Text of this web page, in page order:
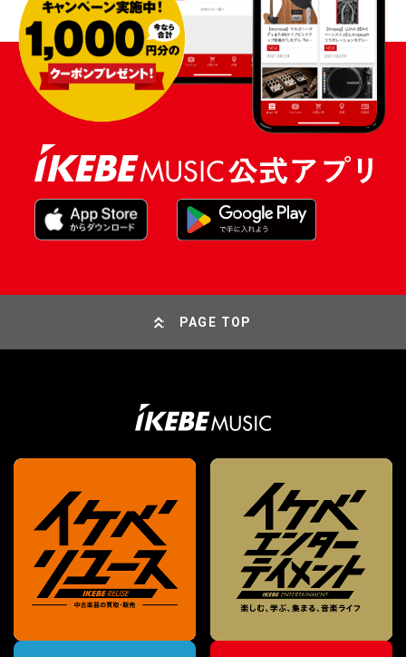
PAGE TOP